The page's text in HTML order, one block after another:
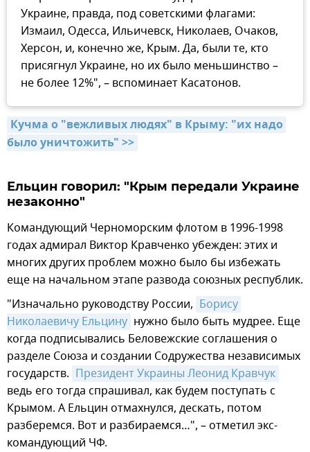
Украине, правда, под советскими флагами:
Измаил, Одесса, Ильичевск, Николаев, Очаков,
Херсон, и, конечно же, Крым. Да, были те, кто
присягнул Украине, но их было меньшинство –
не более 12%", – вспоминает Касатонов.
Кучма о "вежливых людях" в Крыму: "их надо
было уничтожить" >>
Ельцин говорил: "Крым передали Украине
незаконно"
Командующий Черноморским флотом в 1996-1998
годах адмирал Виктор Кравченко убежден: этих и
многих других проблем можно было бы избежать
еще на начальном этапе развода союзных республик.
"Изначально руководству России, Борису
Николаевичу Ельцину нужно было быть мудрее. Еще
когда подписывались Беловежские соглашения о
разделе Союза и создании Содружества независимых
государств. Президент Украины Леонид Кравчук
ведь его тогда спрашивал, как будем поступать с
Крымом. А Ельцин отмахнулся, дескать, потом
разберемся. Вот и разбираемся…", – отметил экс-
командующий ЧФ.